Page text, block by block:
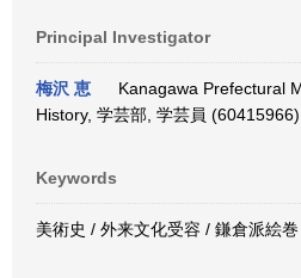
Principal Investigator
梅沢 恵
Kanagawa Prefectural
History, 学芸部, 学芸員 (60415966)
Keywords
美術史 / 外来文化受容 / 鎌倉派絵巻